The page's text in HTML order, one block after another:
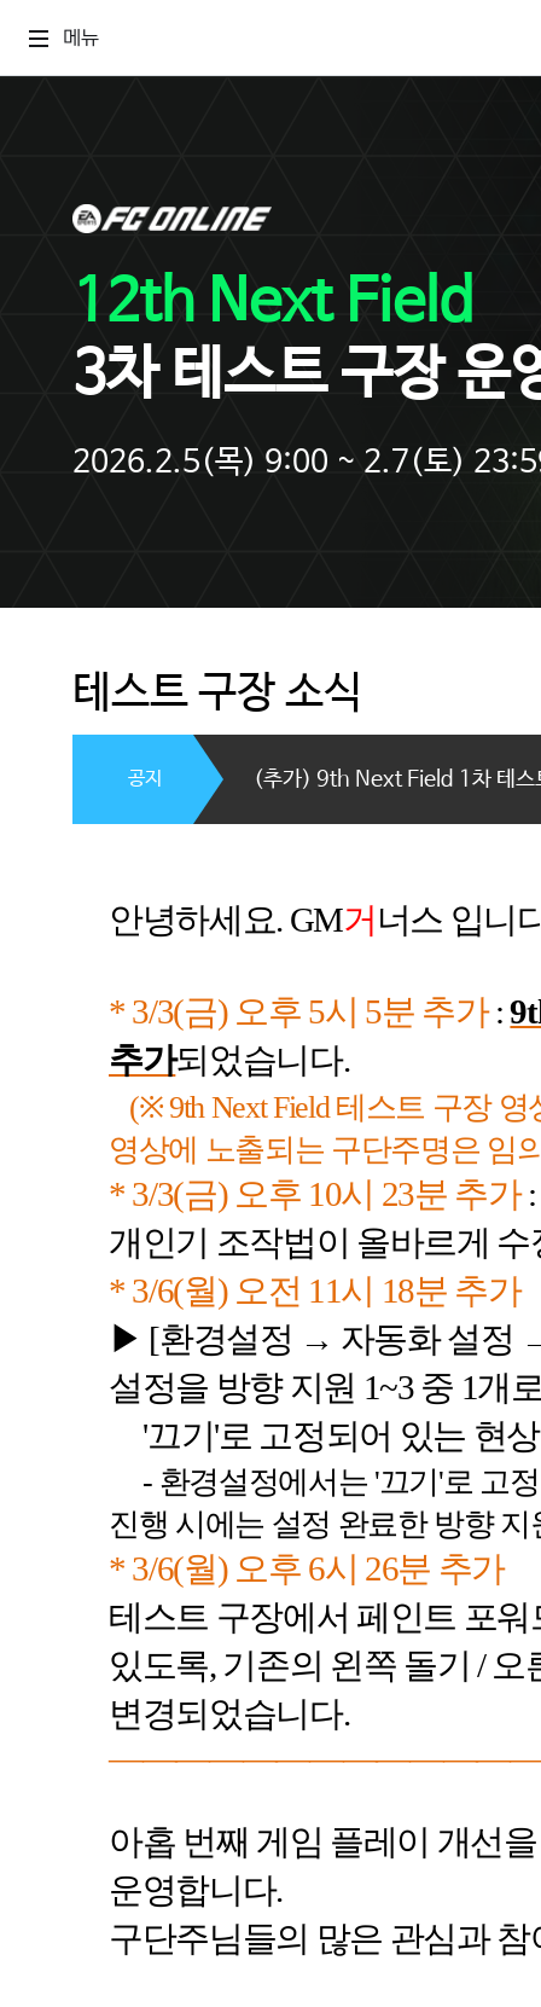
메뉴
12th Next Field
3차 테스트 구장 운
2026.2.5(목) 9:00 ~ 2.7(토)
테스트 구장 소식
(추가) 9th Next Field 1차 테스
공지
안녕하세요. GM거 너스 입니
* 3/3(금) 오후 5시 5분 추가:
추가되었습니다.
(※9th Next Field테스트 구장 영
영상에 노출되는 구단주명은 임
* 3/3(금) 오후 10시 23분 추가
개인기 조작법이 올바르게
* 3/6(월) 오전 11시 18분 추가
▶ [환경설정 → 자동화 설정
설정을 방향 지원 1~3 중 1개
'끄기'로 고정되어 있는 현상
- 환경설정에서는 '끄기 '로 고
진행 시에는 설정 완료한 방향 지
* 3/6(월) 오후 6시 26분 추가
테스트 구장에서 페인트 포워
있도록, 기존의 왼쪽 돌기 / 오
변경되었습니다.
아홉 번째 게임 플레이 개선
운영합니다.
구단주님들의 많은 관심과